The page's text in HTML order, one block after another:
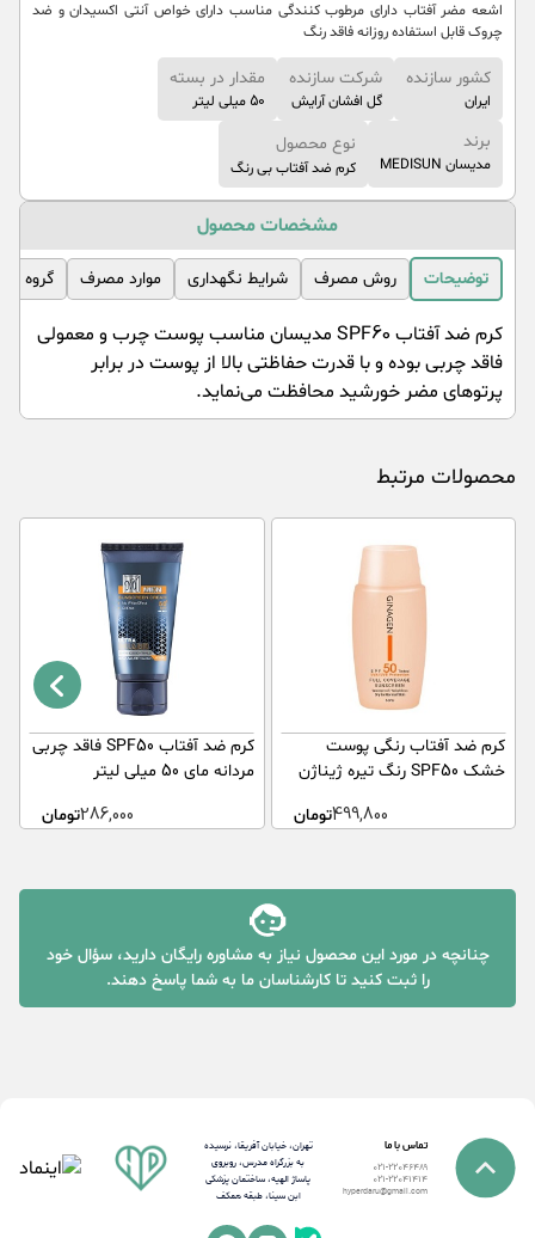
اشعه مضر آفتاب دارای مرطوب کنندگی مناسب دارای خواص آنتی اکسیدان و ضد
چروک قابل استفاده روزانه فاقد رنگ
کشور سازنده
ایران
شرکت سازنده
گل افشان آرایش
مقدار در بسته
50 میلی لیتر
برند
مدیسان MEDISUN
نوع محصول
کرم ضد آفتاب بی رنگ
مشخصات محصول
توضیحات روش مصرف شرایط نگهداری موارد مصرف گروه
کرم ضد آفتاب SPF60 مدیسان مناسب پوست چرب و معمولی
فاقد چربی بوده و با قدرت حفاظتی بالا از پوست در برابر
پرتوهای مضر خورشید محافظت می‌نماید.
محصولات مرتبط
کرم ضد آفتاب رنگی پوست
خشک SPF50 رنگ تیره ژیناژن
499,800تومان
کرم ضد آفتاب SPF50 فاقد چربی
مردانه مای 50 میلی لیتر
286,000تومان
چنانچه در مورد این محصول نیاز به مشاوره رایگان دارید، سؤال خود
را ثبت کنید تا کارشناسان ما به شما پاسخ دهند.
تماس با ما
021-22046489
021-22041414
hyperdaru@gmail.com
تهران، خیابان آفریقا، نرسیده
به بزرگراه مدرس، روبروی
پاساژ الهیه، ساختمان پزشکی
ابن سینا، طبقه همکف